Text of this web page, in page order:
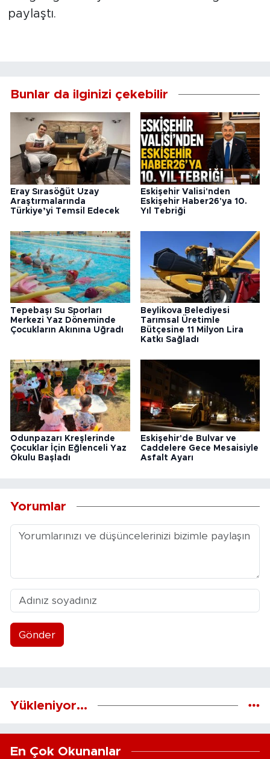
paylaştı.
Bunlar da ilginizi çekebilir
Eray Sırasöğüt Uzay
Araştırmalarında
Türkiye’yi Temsil Edecek
Eskişehir Valisi'nden
Eskişehir Haber26'ya 10.
Yıl Tebriği
Tepebaşı Su Sporları
Merkezi Yaz Döneminde
Çocukların Akınına Uğradı
Beylikova Belediyesi
Tarımsal Üretimle
Bütçesine 11 Milyon Lira
Katkı Sağladı
Odunpazarı Kreşlerinde
Çocuklar İçin Eğlenceli Yaz
Okulu Başladı
Eskişehir'de Bulvar ve
Caddelere Gece Mesaisiyle
Asfalt Ayarı
Yorumlar
Gönder
Yükleniyor...
En Çok Okunanlar